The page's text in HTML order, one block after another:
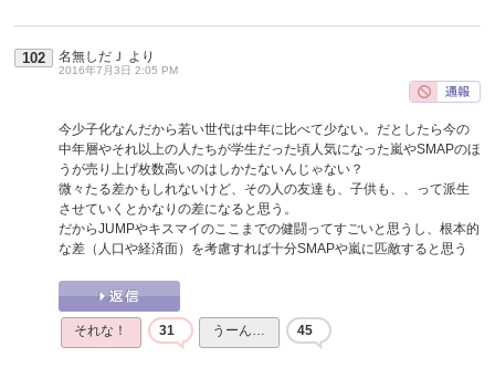
102 名無しだＪ より
2016年7月3日 2:05 PM
今少子化なんだから若い世代は中年に比べて少ない。だとしたら今の
中年層やそれ以上の人たちが学生だった頃人気になった嵐やSMAPのほ
うが売り上げ枚数高いのはしかたないんじゃない？
微々たる差かもしれないけど、その人の友達も、子供も、、って派生
させていくとかなりの差になると思う。
だからJUMPやキスマイのここまでの健闘ってすごいと思うし、根本的
な差（人口や経済面）を考慮すれば十分SMAPや嵐に匹敵すると思う
それな！ 31 うーん… 45